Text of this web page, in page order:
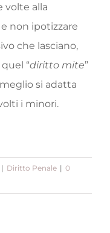
volte alla
e non ipotizzare
che lasciano,
“diritto mite”
si adatta
i minori.
| Diritto Penale | 0